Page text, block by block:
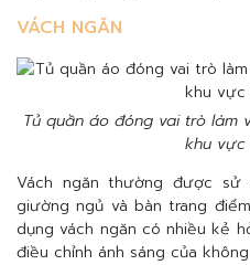
VÁCH NGĂN
Tủ quần áo đóng vai trò làm
khu
Vách ngăn thường được
giường ngủ và bàn trang
dụng vách ngăn có nhiều kẻ
điều chỉnh ánh sáng của